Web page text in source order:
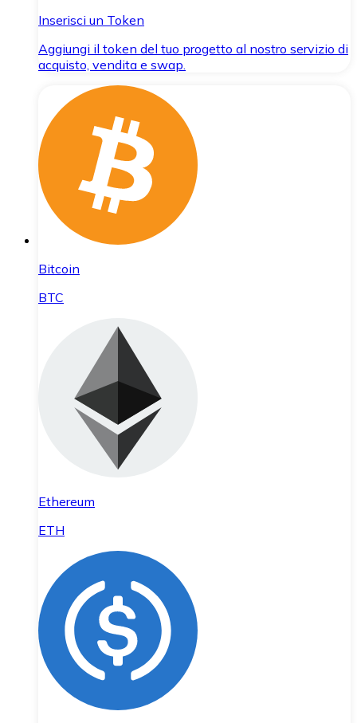
Inserisci un Token
Aggiungi il token del tuo progetto al nostro servizio di
acquisto, vendita e swap.
Bitcoin
BTC
Ethereum
ETH